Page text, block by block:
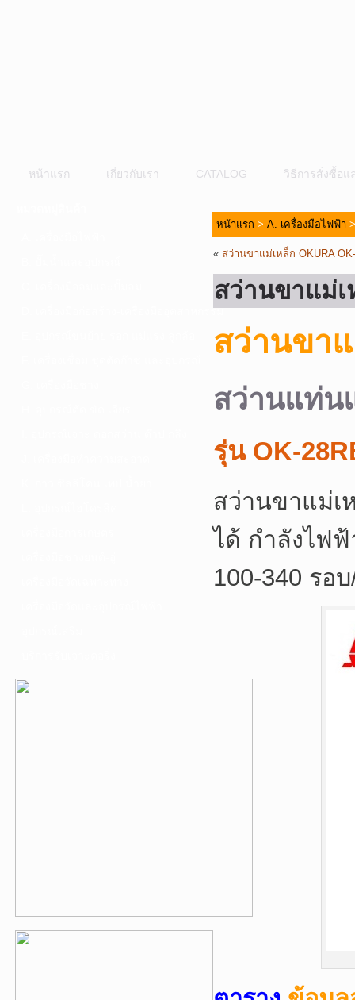
หน้าแรก เกี่ยวกับเรา CATALOG วิธีการสั่งซื้อแ
D. เครื่องมือก่อสร้าง-เครื่องมืออุตสาหกรรม
หน้าแรก > A. เครื่องมือไฟฟ้า
« สว่านขาแม่เหล็ก OKURA
สว่านขาแม่เ
สว่านขา
สว่านแท่น
รุ่น OK-
สว่านขาแม่เ
ได้ กำลังไฟ
100-340 รอ